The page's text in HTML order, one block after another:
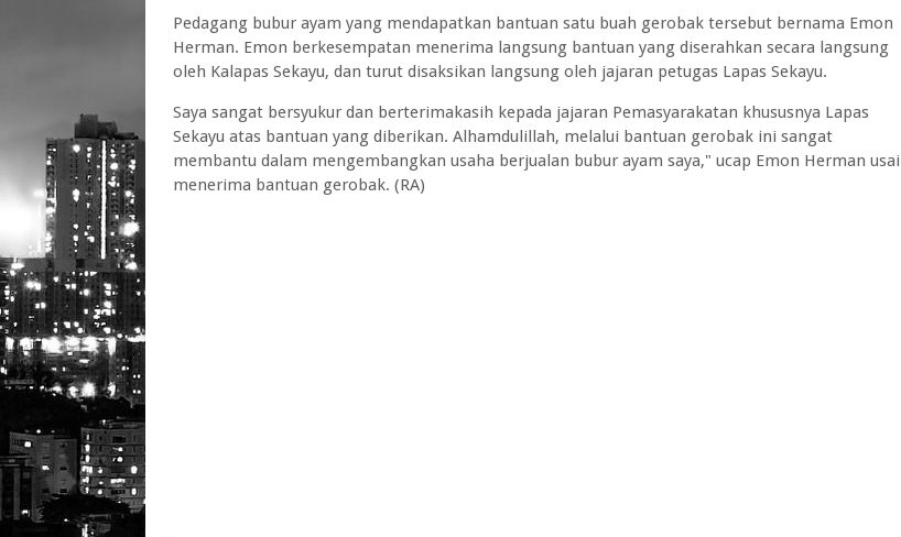
Pedagang bubur ayam yang mendapatkan bantuan satu buah gerobak tersebut bernama Emon
Herman. Emon berkesempatan menerima langsung bantuan yang diserahkan secara langsung
oleh Kalapas Sekayu, dan turut disaksikan langsung oleh jajaran petugas Lapas Sekayu.
Saya sangat bersyukur dan berterimakasih kepada jajaran Pemasyarakatan khususnya Lapas
Sekayu atas bantuan yang diberikan. Alhamdulillah, melalui bantuan gerobak ini sangat
membantu dalam mengembangkan usaha berjualan bubur ayam saya," ucap Emon Herman usai
menerima bantuan gerobak. (RA)